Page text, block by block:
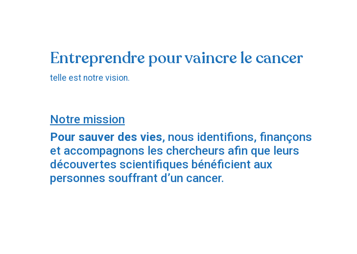
Entreprendre pour vaincre le cancer
telle est notre vision.
Notre mission
Pour sauver des vies, nous identifions, finançons
et accompagnons les chercheurs afin que leurs
découvertes scientifiques bénéficient aux
personnes souffrant d’un cancer.